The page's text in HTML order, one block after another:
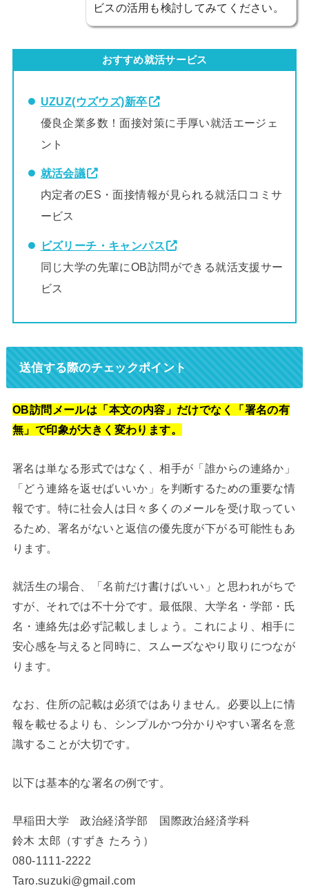
ビスの活用も検討してみてください。
おすすめ就活サービス
UZUZ(ウズウズ)新卒
優良企業多数！面接対策に手厚い就活エージェ
ント
就活会議
内定者のES・面接情報が見られる就活口コミサ
ービス
ビズリーチ・キャンパス
同じ大学の先輩にOB訪問ができる就活支援サー
ビス
送信する際のチェックポイント
OB訪問メールは「本文の内容」だけでなく「署名の有
無」で印象が大きく変わります。
署名は単なる形式ではなく、相手が「誰からの連絡か」
「どう連絡を返せばいいか」を判断するための重要な情
報です。特に社会人は日々多くのメールを受け取ってい
るため、署名がないと返信の優先度が下がる可能性もあ
ります。
就活生の場合、「名前だけ書けばいい」と思われがちで
すが、それでは不十分です。最低限、大学名・学部・氏
名・連絡先は必ず記載しましょう。これにより、相手に
安心感を与えると同時に、スムーズなやり取りにつなが
ります。
なお、住所の記載は必須ではありません。必要以上に情
報を載せるよりも、シンプルかつ分かりやすい署名を意
識することが大切です。
以下は基本的な署名の例です。
早稲田大学 政治経済学部 国際政治経済学科
鈴木 太郎（すずき たろう）
080-1111-2222
Taro.suzuki@gmail.com